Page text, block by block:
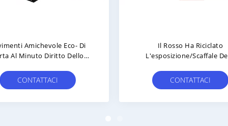
Promozionale In
Per Lozioni Per Il Corpo,
CONTATTACI
Scaffale Di Esposizione
Contatore Della Rivista
CONTATTACI